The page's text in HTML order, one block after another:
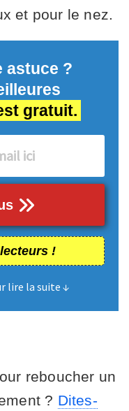
et pour le nez.
astuce ?
gratuit.
!
lire la suite ↓
reboucher un
? Dites-